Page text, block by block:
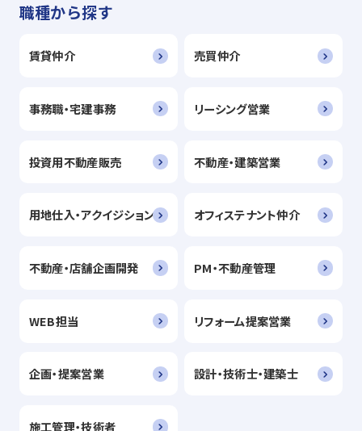
職種から探す
賃貸仲介 売買仲介
事務職・宅建事務 リーシング営業
投資用不動産販売 不動産・建築営業
用地仕入・アクイジション オフィステナント仲介
不動産・店舗企画開発 PM・不動産管理
WEB担当 リフォーム提案営業
企画・提案営業 設計・技術士・建築士
施工管理・技術者